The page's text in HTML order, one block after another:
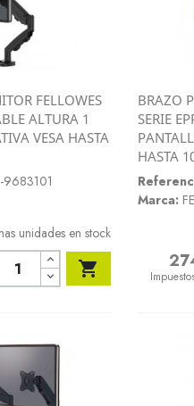
FELLOWES
ALTURA 1
VESA HASTA
unidades en stock

BRAZO
SERIE
HASTA
Marca:
Precio